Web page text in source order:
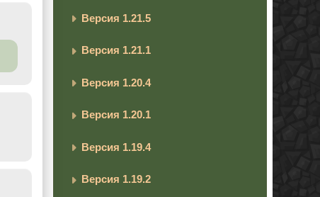
Версия 1.21.5
Версия 1.21.1
Версия 1.20.4
Версия 1.20.1
Версия 1.19.4
Версия 1.19.2